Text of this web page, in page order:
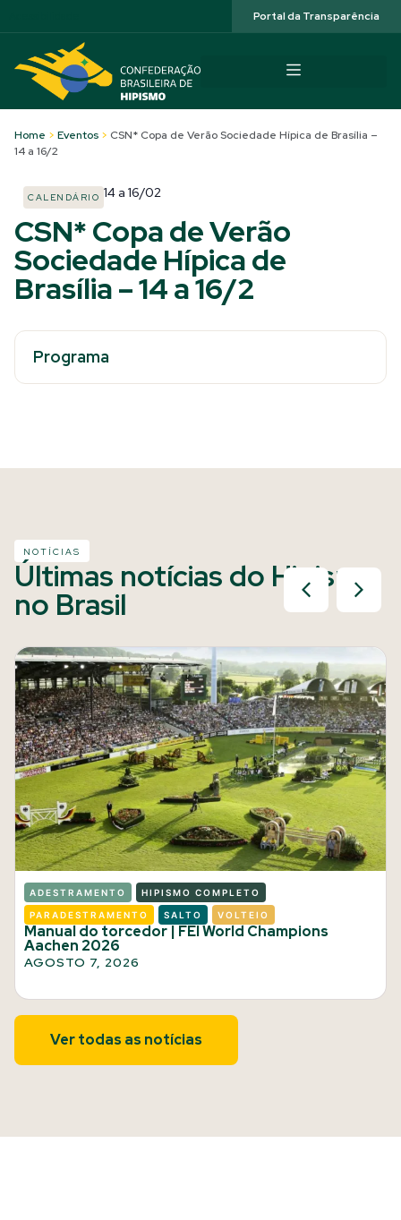
Portal da Transparência
Home > Eventos > CSN* Copa de Verão Sociedade Hípica de Brasília –
14 a 16/2
CALENDÁRIO 14 a 16/02
CSN* Copa de Verão
Sociedade Hípica de
Brasília – 14 a 16/2
Programa
NOTÍCIAS
Últimas notícias do Hipismo
no Brasil
ADESTRAMENTO HIPISMO COMPLETO
PARADESTRAMENTO SALTO VOLTEIO
Manual do torcedor | FEI World Champions
Aachen 2026
AGOSTO 7, 2026
Ver todas as notícias